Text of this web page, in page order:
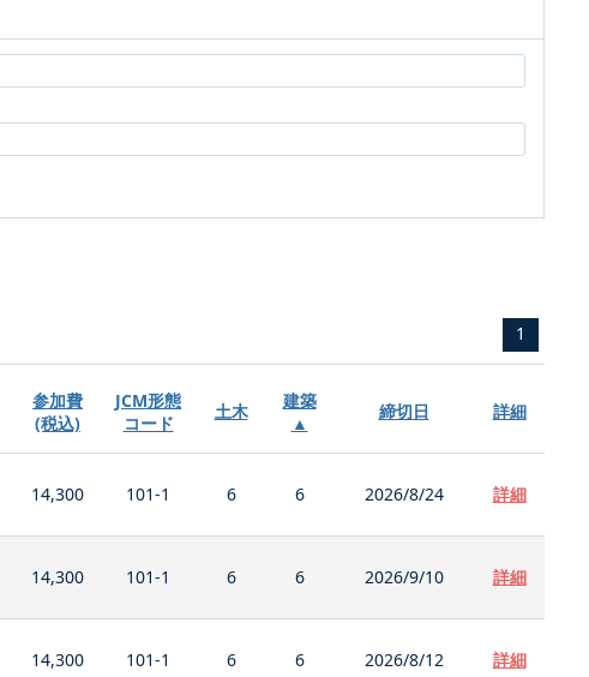
1
参加費
(税込)
JCM形態
コード
土木
建築
▲
締切日 詳細
14,300 101-1 6 6 2026/8/24 詳細
14,300 101-1 6 6 2026/9/10 詳細
14,300 101-1 6 6 2026/8/12 詳細